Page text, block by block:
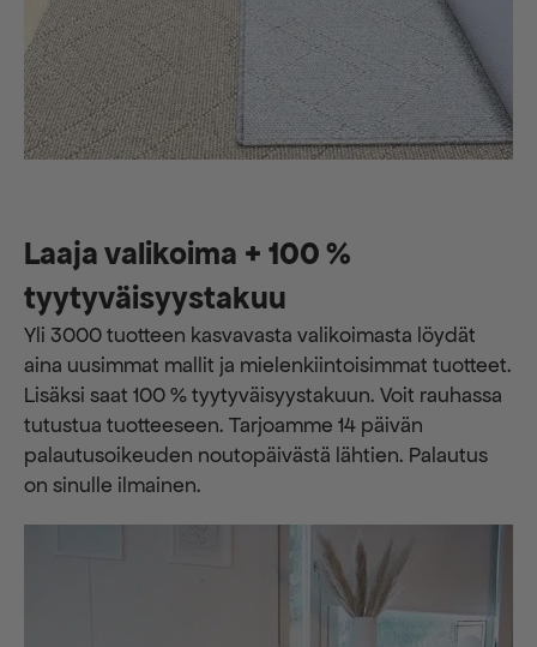
Laaja valikoima + 100 %
tyytyväisyystakuu
Yli 3000 tuotteen kasvavasta valikoimasta löydät
aina uusimmat mallit ja mielenkiintoisimmat tuotteet.
Lisäksi saat 100 % tyytyväisyystakuun. Voit rauhassa
tutustua tuotteeseen. Tarjoamme 14 päivän
palautusoikeuden noutopäivästä lähtien. Palautus
on sinulle ilmainen.